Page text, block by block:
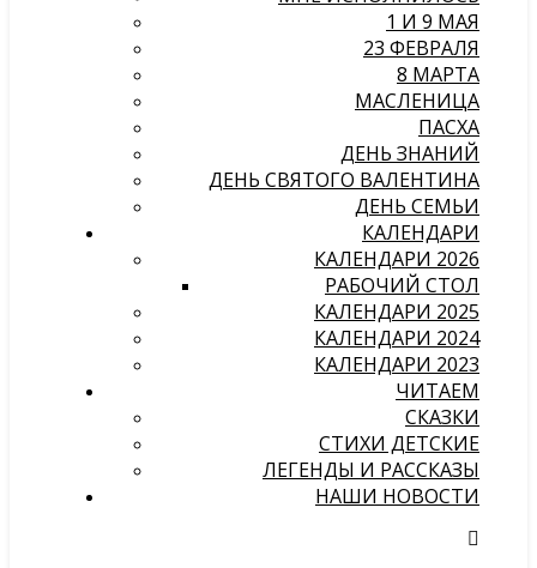
1 И 9 МАЯ
23 ФЕВРАЛЯ
8 МАРТА
МАСЛЕНИЦА
ПАСХА
ДЕНЬ ЗНАНИЙ
ДЕНЬ СВЯТОГО ВАЛЕНТИНА
ДЕНЬ СЕМЬИ
КАЛЕНДАРИ
КАЛЕНДАРИ 2026
РАБОЧИЙ СТОЛ
КАЛЕНДАРИ 2025
КАЛЕНДАРИ 2024
КАЛЕНДАРИ 2023
ЧИТАЕМ
СКАЗКИ
СТИХИ ДЕТСКИЕ
ЛЕГЕНДЫ И РАССКАЗЫ
НАШИ НОВОСТИ